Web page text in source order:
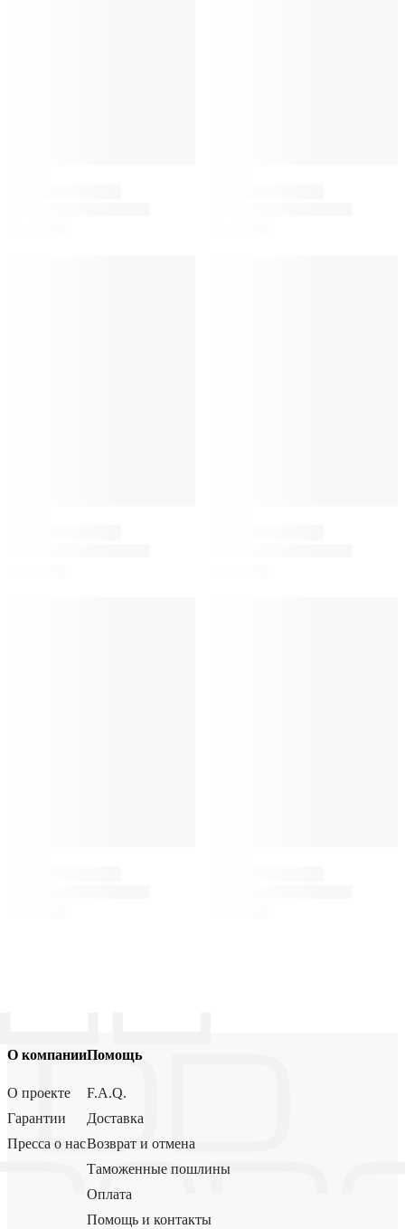
О компании
О проекте
Гарантии
Пресса о нас
Помощь
F.A.Q.
Доставка
Возврат и отмена
Таможенные пошлины
Оплата
Помощь и контакты